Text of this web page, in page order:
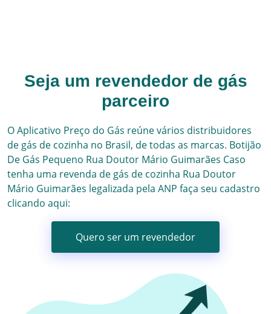
Seja um revendedor de gás
parceiro
O Aplicativo Preço do Gás reúne vários distribuidores
de gás de cozinha no Brasil, de todas as marcas. Botijão
De Gás Pequeno Rua Doutor Mário Guimarães Caso
tenha uma revenda de gás de cozinha Rua Doutor
Mário Guimarães legalizada pela ANP faça seu cadastro
clicando aqui:
Quero ser um revendedor